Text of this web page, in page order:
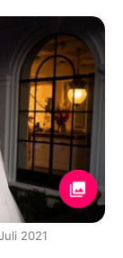
2021